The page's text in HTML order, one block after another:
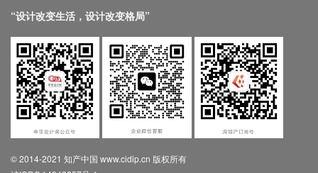
“设计改变生活，设计改变格局”
© 2014-2021 知产中国 www.cidip.cn 版权所有